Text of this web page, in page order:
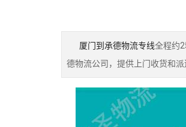
厦门到承德物流专线全程约
德物流公司，提供上门收货和